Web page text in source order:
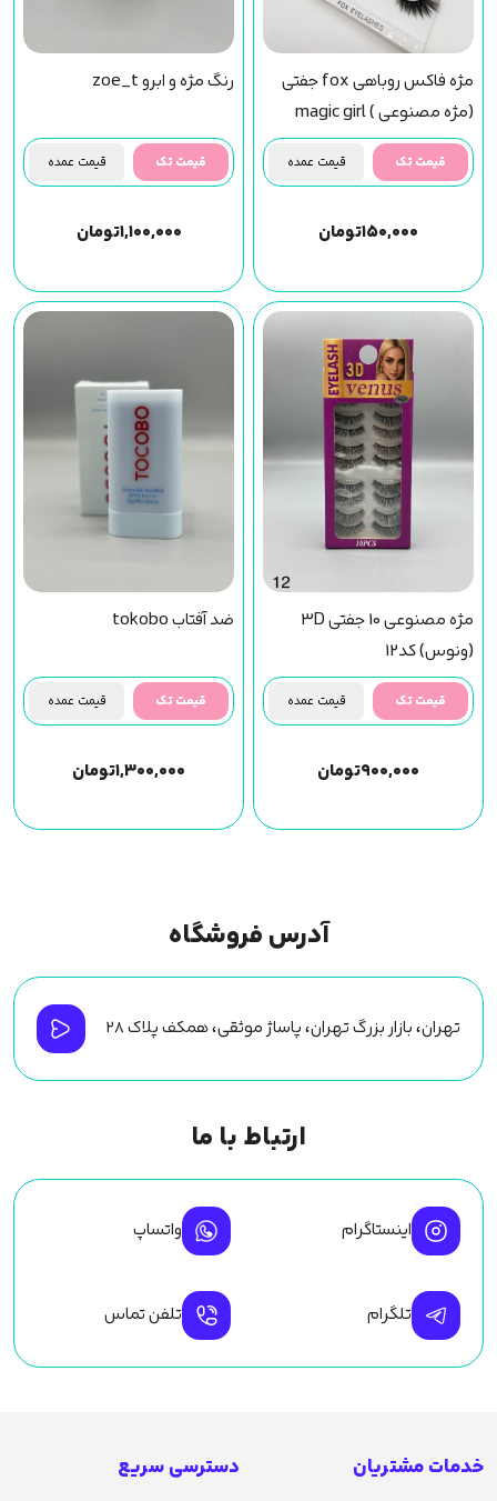
مژه فاکس روباهی fox جفتی
(مژه مصنوعی ) magic girl
(f43) مجیک گرل
قیمت تک قیمت عمده
۱۵۰,۰۰۰تومان
رنگ مژه و ابرو zoe_t
قیمت تک قیمت عمده
۱,۱۰۰,۰۰۰تومان
مژه مصنوعی 10 جفتی 3D
(ونوس) کد12
قیمت تک قیمت عمده
۹۰۰,۰۰۰تومان
ضد آفتاب tokobo
قیمت تک قیمت عمده
۱,۳۰۰,۰۰۰تومان
آدرس فروشگاه
تهران، بازار بزرگ تهران، پاساژ موثقی، همکف پلاک ۲۸
ارتباط با ما
اینستاگرام واتساپ
تلگرام تلفن تماس
خدمات مشتریان دسترسی سریع